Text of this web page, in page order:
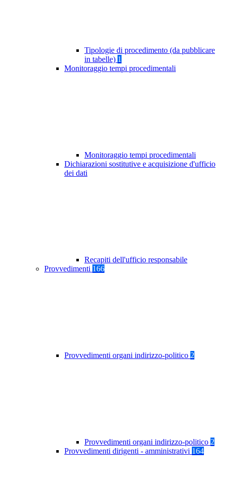
Tipologie di procedimento (da pubblicare
in tabelle) 1
Monitoraggio tempi procedimentali
Monitoraggio tempi procedimentali
Dichiarazioni sostitutive e acquisizione d'ufficio
dei dati
Recapiti dell'ufficio responsabile
Provvedimenti 166
Provvedimenti organi indirizzo-politico 2
Provvedimenti organi indirizzo-politico 2
Provvedimenti dirigenti - amministrativi 164